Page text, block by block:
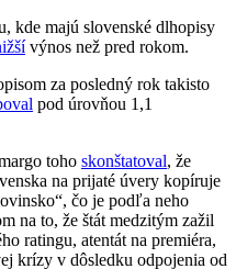
kde majú slovenské dlhopisy
výnos než pred rokom.
za posledný rok takisto
pod úrovňou 1,1
toho skonštatoval, že
na prijaté úvery kopíruje
čo je podľa neho
na to, že štát medzitým zažil
ratingu, atentát na premiéra,
krízy v dôsledku odpojenia od